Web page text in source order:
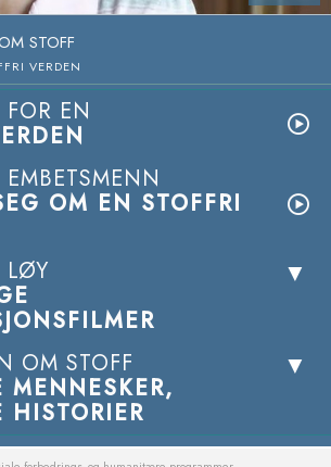
STOFF
VERDEN
FOR EN
OM EN STOFFRI
LØY
OM STOFF
MENNESKER,
HISTORIER